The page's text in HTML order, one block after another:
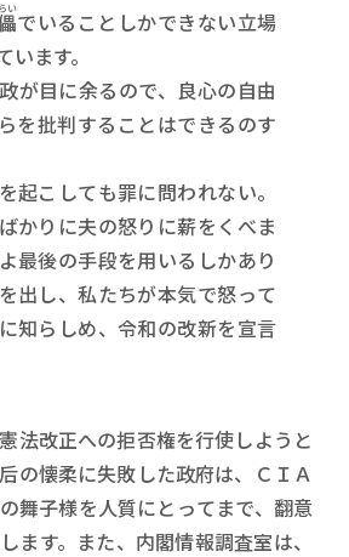
いでいることしかできない立場
ます。
政が目に余るので、良心の自由
を批判することはできるのす
起こしても罪に問われない。
かりに夫の怒りに薪をくべま
最後の手段を用いるしかあり
出し、私たちが本気で怒って
知らしめ、令和の改新を宣言
法改正への拒否権を行使しようと
の懐柔に失敗した政府は、ＣＩＡ
舞子様を人質にとってまで、翻意
ます。また、内閣情報調査室は、